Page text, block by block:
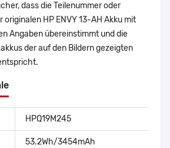
dass die Teilenummer oder
originalen HP ENVY 13-AH Akku mit
Angaben übereinstimmt und die
der auf den Bildern gezeigten
HPQ19M245
53.2Wh/3454mAh